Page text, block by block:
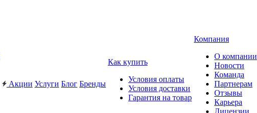
Акции Услуги Блог Бренды
Как купить
Условия оплаты
Условия доставки
Гарантия на товар
Компания
О компании
Новости
Команда
Партнерам
Отзывы
Карьера
Лицензии